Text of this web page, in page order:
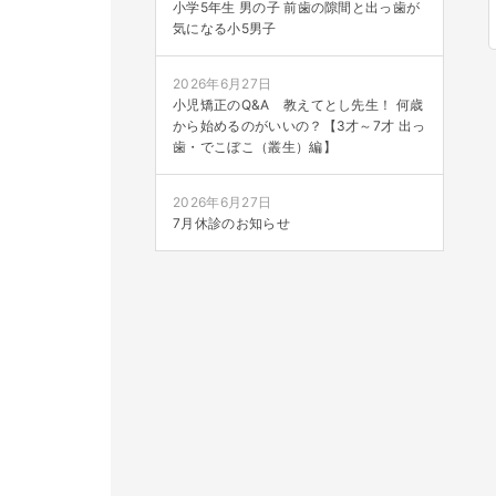
小学5年生 男の子 前歯の隙間と出っ歯が
気になる小5男子
2026年6月27日
小児矯正のQ&A 教えてとし先生！ 何歳
から始めるのがいいの？【3才～7才 出っ
歯・でこぼこ（叢生）編】
2026年6月27日
7月休診のお知らせ